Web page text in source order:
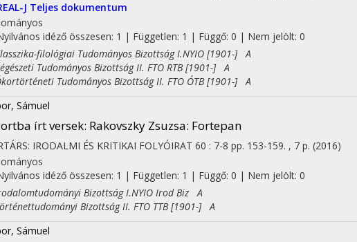
J Teljes dokumentum
idéző összesen: 1 | Független: 1 | Függő: 0 | Nem jelölt: 0
filológiai Tudományos Bizottság I.NYIO [1901-] A
Tudományos Bizottság II. FTO RTB [1901-] A
Tudományos Bizottság II. FTO ÓTB [1901-] A
Sámuel
írt versek: Rakovszky Zsuzsa: Fortepan
IRODALMI ÉS KRITIKAI FOLYÓIRAT 60 : 7-8 pp. 153-159. , 7 p. (2016)
idéző összesen: 1 | Független: 1 | Függő: 0 | Nem jelölt: 0
Bizottság I.NYIO Irod Biz A
Bizottság II. FTO TTB [1901-] A
Sámuel